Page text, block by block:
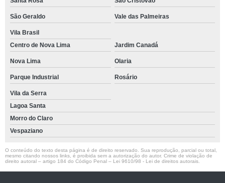
São Geraldo Vale das Palmeiras
Vila Brasil
Centro de Nova Lima
Jardim Canadá
Nova Lima Olaria
Parque Industrial Rosário
Vila da Serra
Lagoa Santa
Morro do Claro
Vespaziano
O conteúdo do texto desta página é de direito reservado. Sua reprodução, parcial ou total,
mesmo citando nossos links, é proibida sem a autorização do autor. Crime de violação de
direito autoral – artigo 184 do Código Penal – Lei 9610/98 - Lei de direitos autorais